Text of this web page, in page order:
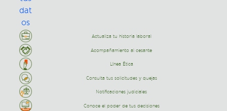
Actualiza tu historia laboral
Acompañamiento al cesante
Línea Ética
Consulta tus solicitudes y quejas
Notificaciones judiciales
Conoce el poder de tus decisiones